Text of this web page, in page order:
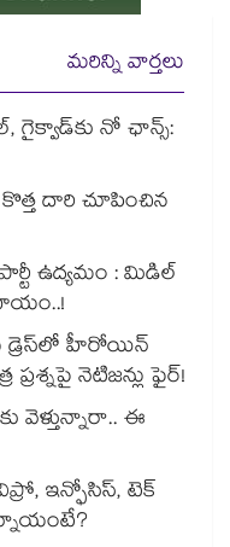
మరిన్ని వార్తలు
గైక్వాడ్‎కు నో ఛాన్స్:
దారి చూపించిన
ఉద్యమం : మిడిల్
డ్రెస్⁭లో హీరోయిన్
నెటిజన్లు ఫైర్!
విప్రో, ఇన్ఫోసిస్, టెక్